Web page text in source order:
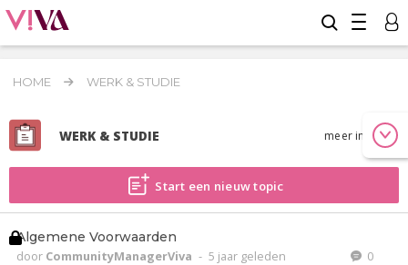
HOME WERK & STUDIE
WERK & STUDIE meer info
Start een nieuw topic
Algemene Voorwaarden
door CommunityManagerViva - 5 jaar geleden 0